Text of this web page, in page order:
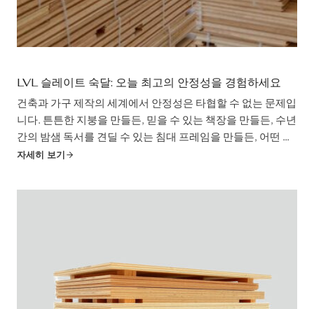
LVL 슬레이트 숙달: 오늘 최고의 안정성을 경험하세요
건축과 가구 제작의 세계에서 안정성은 타협할 수 없는 문제입
니다. 튼튼한 지붕을 만들든, 믿을 수 있는 책장을 만들든, 수년
간의 밤샘 독서를 견딜 수 있는 침대 프레임을 만들든, 어떤 재
료를 선택하느냐가 중요합니다. 강도와 일관성, 다용도성을
다양한 옵션을 사용할 수 있으므로 ...
자세히 보기